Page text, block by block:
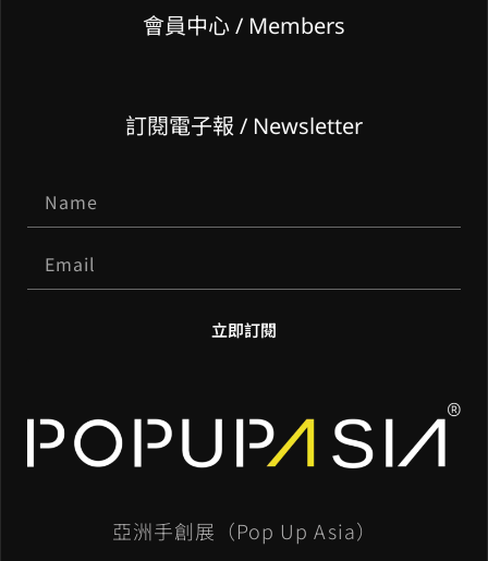
亞洲手創展（Pop Up Asia）
會員中心 / Members
訂閱電子報 / Newsletter
立即訂閱
l
t